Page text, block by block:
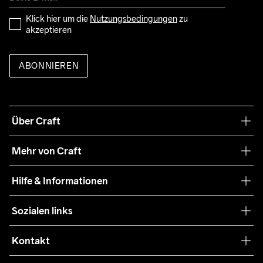
Klick hier um die Nutzungsbedingungen zu
akzeptieren
ABONNIEREN
Über Craft
Nachhaltigkeit
Mehr von Craft
Teamwear
Zusammenarbeit
Press
Hilfe & Informationen
Retouren
Kundendienst
Sozialen links
Kontakt